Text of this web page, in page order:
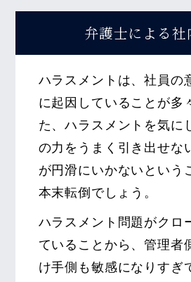
弁護士による社
ハラスメントは、社員の
に起因していることが多
た、ハラスメントを気に
の力をうまく引き出せな
が円滑にいかないという
本末転倒でしょう。
ハラスメント問題がクロ
ていることから、管理者
け手側も敏感になりすぎ